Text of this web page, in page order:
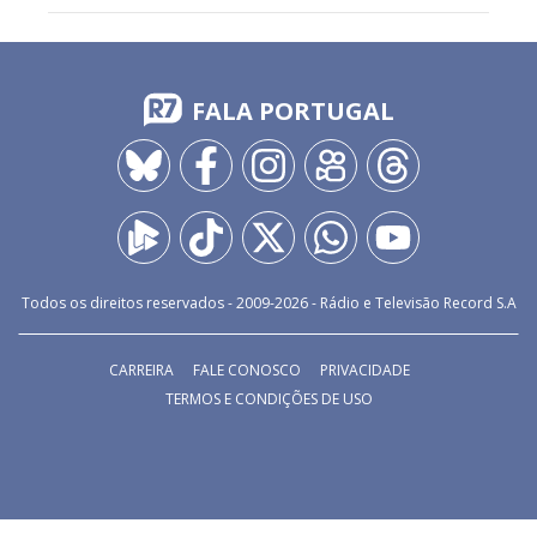
FALA PORTUGAL
Todos os direitos reservados - 2009-2026- Rádio e Televisão Record S.A
CARREIRA FALE CONOSCO
PRIVACIDADE
TERMOS E CONDIÇÕES DE USO